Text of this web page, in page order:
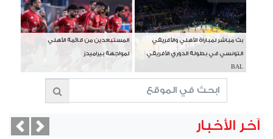
بث مباشر لمباراة الأهلي والأفريقي
التونسي في بطولة الدوري الأفريقي
BAL
المستبعدين من قائمة الأهلي
لمواجهة بيراميدز
آخر الأخبار Next